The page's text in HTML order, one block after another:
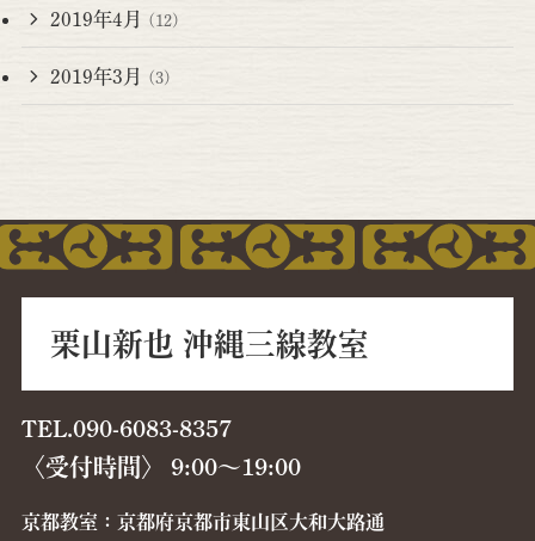
2019年4月 (12)
2019年3月 (3)
栗山新也 沖縄三線教室
TEL.090-6083-8357
〈受付時間〉 9:00〜19:00
京都教室：京都府京都市東山区大和大路通